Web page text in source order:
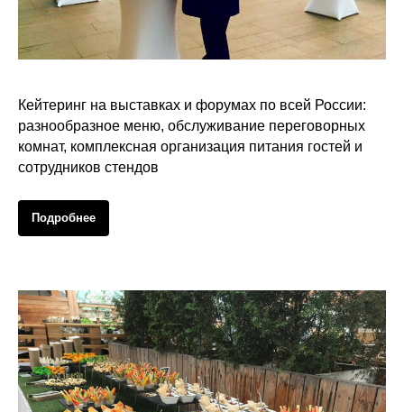
Кейтеринг на выставках и форумах по всей России:
разнообразное меню, обслуживание переговорных
комнат, комплексная организация питания гостей и
сотрудников стендов
Подробнее